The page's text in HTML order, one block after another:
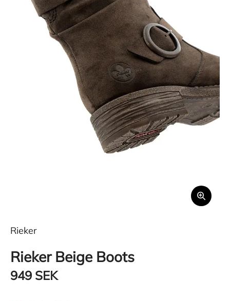
Rieker
Rieker Beige Boots
949 SEK